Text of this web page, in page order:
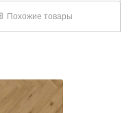
Похожие товары